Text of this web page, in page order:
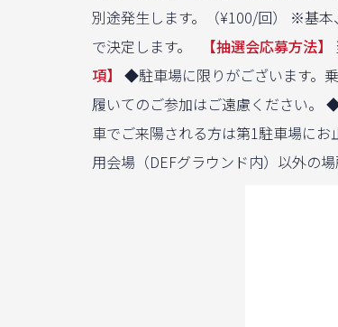
別途発生します。（¥100/回） ※基
で決定します。
【抽選会応募方法】
項】 ◆駐車場に限りがございます。
履いてのご参加はご遠慮ください。
車でご来陽される方は第1駐車場に
用会場（DEFグラウンド内）以外の